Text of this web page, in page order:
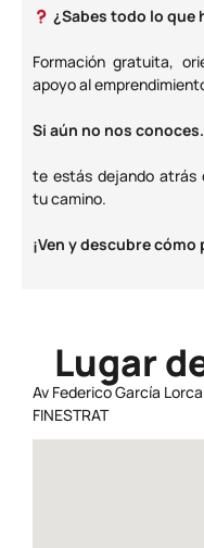
¿Sabes todo lo que
Formación gratuita,
apoyo al
Si aún no nos
te estás dejando atrás
tu camino.
¡Ven y descubre
Lugar
Av Federico García
FINESTRAT